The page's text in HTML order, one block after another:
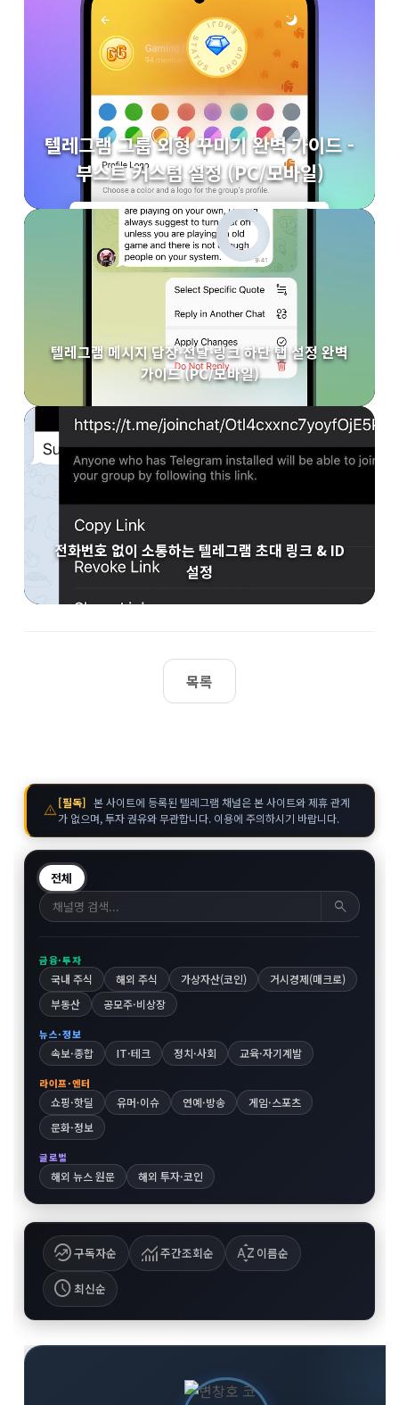
텔레그램 그룹 외형 꾸미기 완벽 가이드 -
부스트 커스텀 설정 (PC/모바일)
텔레그램 메시지 답장·전달·링크 하단 탭 설정 완벽
가이드 (PC/모바일)
전화번호 없이 소통하는 텔레그램 초대 링크 & ID
설정
목록
warning[필독] 본 사이트에 등록된 텔레그램 채널은 본 사이트와 제휴 관계
가 없으며, 투자 권유와 무관합니다. 이용에 주의하시기 바랍니다.
전체
search
금융·투자
국내 주식 해외 주식 가상자산(코인)
거시경제(매크로)
부동산
공모주·비상장
뉴스·정보
속보·종합 IT·테크 정치·사회 교육·자기계발
라이프·엔터
쇼핑·핫딜 유머·이슈 연예·방송
게임·스포츠
문화·정보
글로벌
해외 뉴스 원문 해외 투자·코인
whatshot구독자순 monitoring주간조회순 sort_by_alpha 이름순
schedule최신순